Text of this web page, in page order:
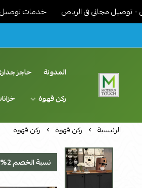
في الرياض خدمات توصيل مميزة -
اثاث مودرن لمسة عصرية
المدونة حاجز
ركن قهوة
الرئيسية ركن قهوة ركن قهوة
نسبة الخصم 2%